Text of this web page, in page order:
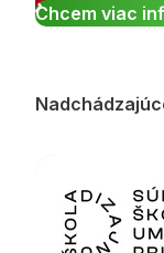
Chcem viac